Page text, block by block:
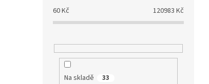
60Kč 120983 Kč
Na skladě 33